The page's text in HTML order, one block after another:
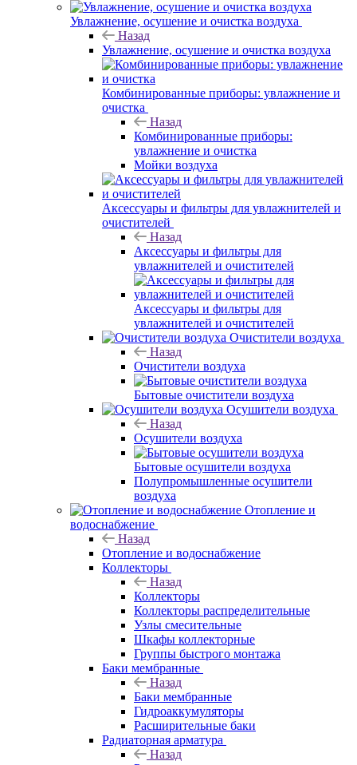
Увлажнение, осушение и очистка воздуха
Назад
Увлажнение, осушение и очистка воздуха
Комбинированные приборы: увлажнение и
очистка
Назад
Комбинированные приборы:
увлажнение и очистка
Мойки воздуха
Аксессуары и фильтры для увлажнителей и
очистителей
Назад
Аксессуары и фильтры для
увлажнителей и очистителей
Аксессуары и фильтры для
увлажнителей и очистителей
Очистители воздуха
Назад
Очистители воздуха
Бытовые очистители воздуха
Осушители воздуха
Назад
Осушители воздуха
Бытовые осушители воздуха
Полупромышленные осушители
воздуха
Отопление и
водоснабжение
Назад
Отопление и водоснабжение
Коллекторы
Назад
Коллекторы
Коллекторы распределительные
Узлы смесительные
Шкафы коллекторные
Группы быстрого монтажа
Баки мембранные
Назад
Баки мембранные
Гидроаккумуляторы
Расширительные баки
Радиаторная арматура
Назад